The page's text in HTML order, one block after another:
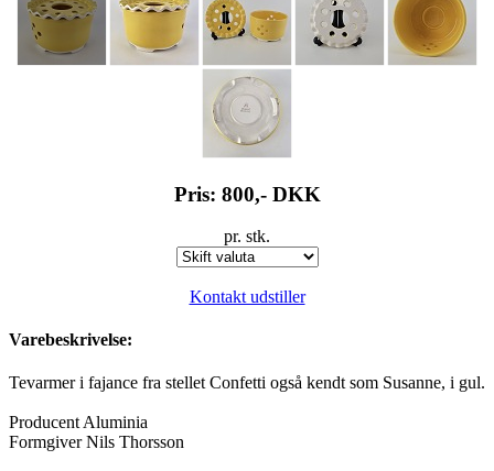
Pris: 800,- DKK
pr. stk.
Kontakt udstiller
Varebeskrivelse:
Tevarmer i fajance fra stellet Confetti også kendt som Susanne, i gul.
Producent Aluminia
Formgiver Nils Thorsson